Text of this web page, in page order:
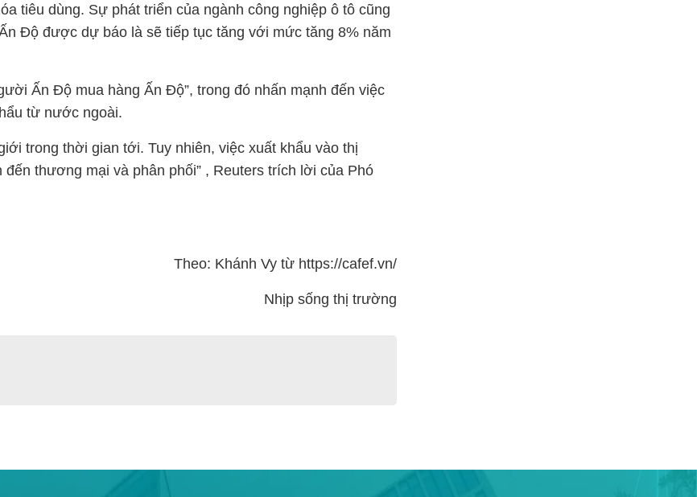
tiêu dùng. Sự phát triển của ngành công nghiệp ô tô cũng
Độ được dự báo là sẽ tiếp tục tăng với mức tăng 8% năm
Ấn Độ mua hàng Ấn Độ”, trong đó nhấn mạnh đến việc
từ nước ngoài.
trong thời gian tới. Tuy nhiên, việc xuất khẩu vào thị
thương mại và phân phối” , Reuters trích lời của Phó
Theo: Khánh Vy từ https://cafef.vn/
Nhịp sống thị trường